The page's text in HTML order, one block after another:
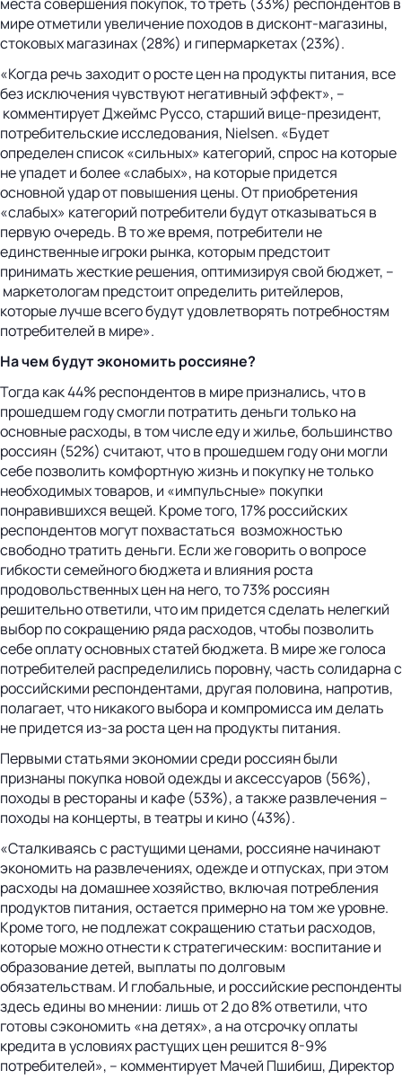
мире отметили увеличение походов в дисконт-магазины,
стоковых магазинах (28%) и гипермаркетах (23%).
«Когда речь заходит о росте цен на продукты питания, все
без исключения чувствуют негативный эффект», –
комментирует Джеймс Руссо, старший вице-президент,
потребительские исследования, Nielsen. «Будет
определен список «сильных» категорий, спрос на которые
не упадет и более «слабых», на которые придется
основной удар от повышения цены. От приобретения
«слабых» категорий потребители будут отказываться в
первую очередь. В то же время, потребители не
единственные игроки рынка, которым предстоит
принимать жесткие решения, оптимизируя свой бюджет, –
маркетологам предстоит определить ритейлеров,
которые лучше всего будут удовлетворять потребностям
потребителей в мире».
На чем будут экономить россияне?
Тогда как 44% респондентов в мире признались, что в
прошедшем году смогли потратить деньги только на
основные расходы, в том числе еду и жилье, большинство
россиян (52%) считают, что в прошедшем году они могли
себе позволить комфортную жизнь и покупку не только
необходимых товаров, и «импульсные» покупки
понравившихся вещей. Кроме того, 17% российских
респондентов могут похвастаться возможностью
свободно тратить деньги. Если же говорить о вопросе
гибкости семейного бюджета и влияния роста
продовольственных цен на него, то 73% россиян
решительно ответили, что им придется сделать нелегкий
выбор по сокращению ряда расходов, чтобы позволить
себе оплату основных статей бюджета. В мире же голоса
потребителей распределились поровну, часть солидарна с
российскими респондентами, другая половина, напротив,
полагает, что никакого выбора и компромисса им делать
не придется из-за роста цен на продукты питания.
Первыми статьями экономии среди россиян были
признаны покупка новой одежды и аксессуаров (56%),
походы в рестораны и кафе (53%), а также развлечения –
походы на концерты, в театры и кино (43%).
«Сталкиваясь с растущими ценами, россияне начинают
экономить на развлечениях, одежде и отпусках, при этом
расходы на домашнее хозяйство, включая потребления
продуктов питания, остается примерно на том же уровне.
Кроме того, не подлежат сокращению статьи расходов,
которые можно отнести к стратегическим: воспитание и
образование детей, выплаты по долговым
обязательствам. И глобальные, и российские респонденты
здесь едины во мнении: лишь от 2 до 8% ответили, что
готовы сэкономить «на детях», а на отсрочку оплаты
кредита в условиях растущих цен решится 8-9%
потребителей», – комментирует Мачей Пшибиш, Директор